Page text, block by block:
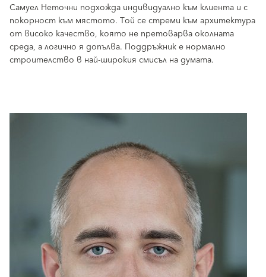
Самуел Неточни подхожда индивидуално към клиента и с
покорност към мястото. Той се стреми към архитектура
от високо качество, която не претоварва околната
среда, а логично я допълва. Поддръжник е нормално
строителство в най-широкия смисъл на думата.